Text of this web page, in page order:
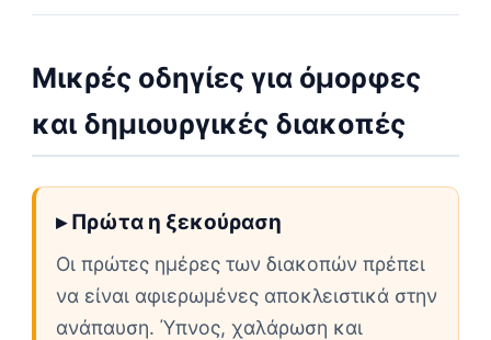
Μικρές οδηγίες για όμορφες
και δημιουργικές διακοπές
▸ Πρώτα η ξεκούραση
Οι πρώτες ημέρες των διακοπών πρέπει
να είναι αφιερωμένες αποκλειστικά στην
ανάπαυση. Ύπνος, χαλάρωση και